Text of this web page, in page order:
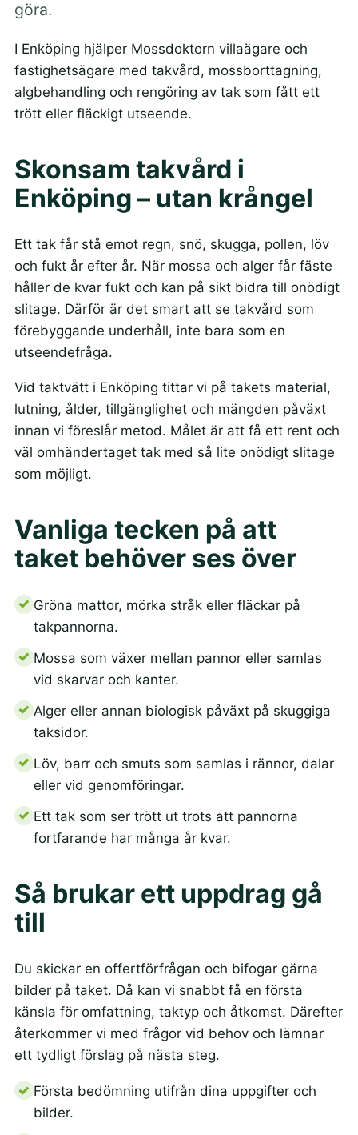
göra.
I Enköping hjälper Mossdoktorn villaägare och
fastighetsägare med takvård, mossborttagning,
algbehandling och rengöring av tak som fått ett
trött eller fläckigt utseende.
Skonsam takvård i
Enköping – utan krångel
Ett tak får stå emot regn, snö, skugga, pollen, löv
och fukt år efter år. När mossa och alger får fäste
håller de kvar fukt och kan på sikt bidra till onödigt
slitage. Därför är det smart att se takvård som
förebyggande underhåll, inte bara som en
utseendefråga.
Vid taktvätt i Enköping tittar vi på takets material,
lutning, ålder, tillgänglighet och mängden påväxt
innan vi föreslår metod. Målet är att få ett rent och
väl omhändertaget tak med så lite onödigt slitage
som möjligt.
Vanliga tecken på att
taket behöver ses över
Gröna mattor, mörka stråk eller fläckar på
takpannorna.
Mossa som växer mellan pannor eller samlas
vid skarvar och kanter.
Alger eller annan biologisk påväxt på skuggiga
taksidor.
Löv, barr och smuts som samlas i rännor, dalar
eller vid genomföringar.
Ett tak som ser trött ut trots att pannorna
fortfarande har många år kvar.
Så brukar ett uppdrag gå
till
Du skickar en offertförfrågan och bifogar gärna
bilder på taket. Då kan vi snabbt få en första
känsla för omfattning, taktyp och åtkomst. Därefter
återkommer vi med frågor vid behov och lämnar
ett tydligt förslag på nästa steg.
Första bedömning utifrån dina uppgifter och
bilder.